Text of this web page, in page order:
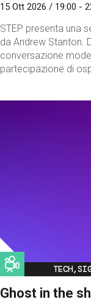
15 Ott 2026 / 19:00 -
STEP presenta una
da Andrew Stanton.
conversazione
partecipazione di
Image
Ghost in the